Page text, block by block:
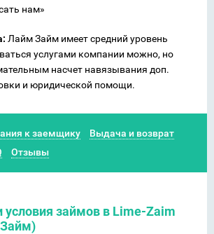
нам»
Лайм Займ имеет средний уровень
услугами компании можно, но
насчет навязывания доп.
и юридической помощи.
к заемщику
Выдача и возврат
Отзывы
условия займов в Lime-Zaim